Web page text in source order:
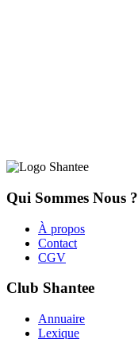
Qui Sommes Nous ?
À propos
Contact
CGV
Club Shantee
Annuaire
Lexique